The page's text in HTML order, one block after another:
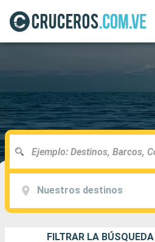
Nuestros destinos
FILTRAR LA BÚSQUEDA